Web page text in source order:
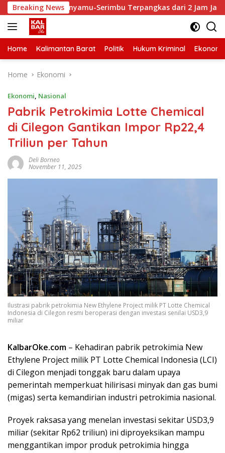
Skip
to
content
Breaking News
Senyamu-Serimbu Terpangkas dari 2 Jam Jadi 20 Menit
Home Kalimantan Barat Politik Hukum Kriminal Ekonomi
Home Ekonomi
Ekonomi, Nasional
Pabrik Petrokimia Lotte Chemical
di Cilegon Gantikan Impor Rp22,4
Triliun per Tahun
Deli Borneo
November 11, 2025
Ilustrasi pabrik petrokimia New Ethylene Project milik PT Lotte Chemical
Indonesia di Cilegon resmi beroperasi dengan investasi senilai USD3,9
miliar
KalbarOke.com – Kehadiran pabrik petrokimia New
Ethylene Project milik PT Lotte Chemical Indonesia (LCI)
di Cilegon menjadi tonggak baru dalam upaya
pemerintah memperkuat hilirisasi minyak dan gas bumi
(migas) serta kemandirian industri petrokimia nasional.
Proyek raksasa yang menelan investasi sekitar USD3,9
miliar (sekitar Rp62 triliun) ini diproyeksikan mampu
menggantikan impor produk petrokimia hingga